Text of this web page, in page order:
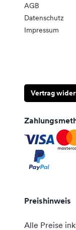
AGB
Datenschutz
Impressum
Vertrag
Preishinweis
Alle Preise